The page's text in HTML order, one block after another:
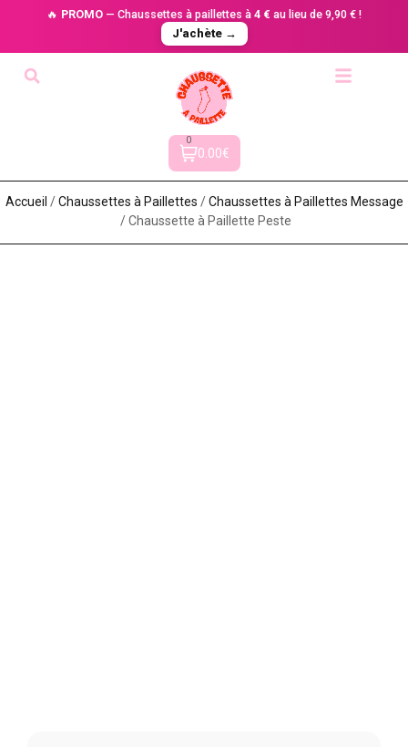
🔥 PROMO — Chaussettes à paillettes à 4 € au lieu de 9,90 € !
J'achète →
0
0.00€
Accueil /Chaussettes à Paillette​s /Chaussettes à Paillettes Message​
/ Chaussette à Paillette Peste